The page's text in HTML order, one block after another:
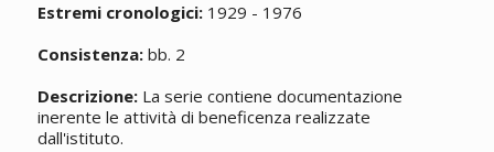
Estremi cronologici:1929 - 1976
Consistenza:bb. 2
Descrizione:La serie contiene documentazione
inerente le attività di beneficenza realizzate
dall'istituto.